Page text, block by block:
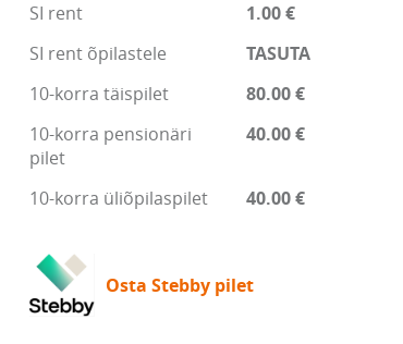
SI rent
1.00 €
SI rent õpilastele
TASUTA
10-korra täispilet
80.00 €
10-korra pensionäri
pilet
40.00 €
10-korra üliõpilaspilet 40.00 €
Osta Stebby pilet